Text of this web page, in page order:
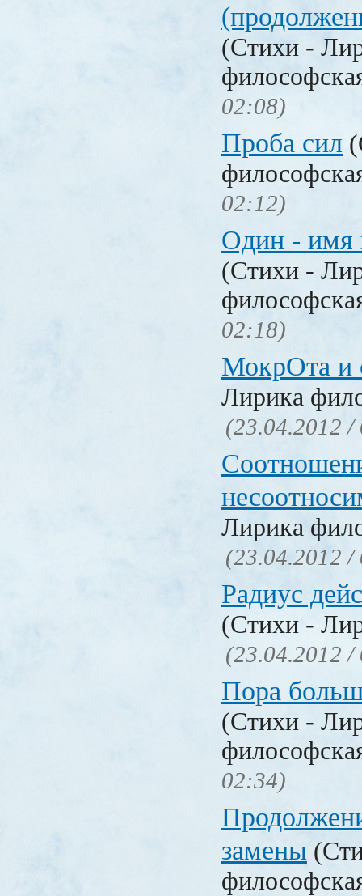
(Стихи -
02:08)
Проба сил
02:12)
Один - имя
(Стихи -
02:18)
МокрОта и
Лирика
(23.04.2012 /
Лирика
(23.04.2012 /
Радиус
(Стихи -
(23.04.2012 /
Пора
(Стихи -
02:34)
замены